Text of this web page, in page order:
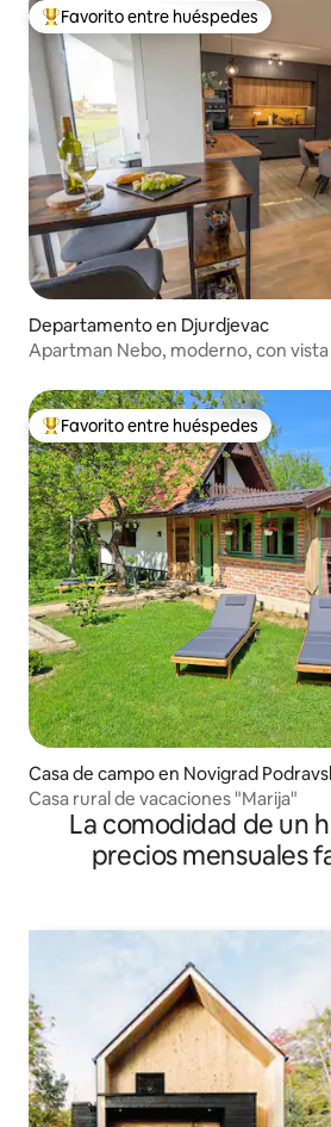
De los mejores en Favorito entre
Favorito entre huéspedes
Departamento en Djurdjevac
Apartman Nebo, moderno, con vista
De los mejores en Favorito entre
Favorito entre huéspedes
Casa de campo en Novigrad
Casa rural de vacaciones "Marija"
La comodidad de un
precios mensuales